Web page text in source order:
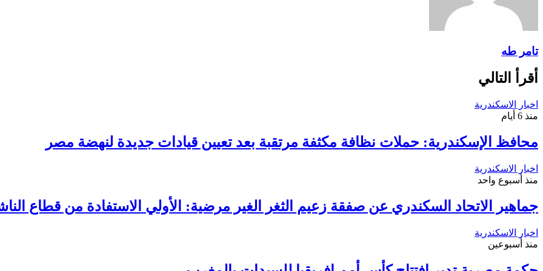
تامر طه
أقرأ التالي
اخبار الاسكندرية
منذ 6 أيام
محافظ الإسكندرية: حملات نظافة مكثفة مرتقبة بعد تعيين قيادات جديدة لنهضة مصر
اخبار الاسكندرية
منذ أسبوع واحد
جماهير الاتحاد السكندري عن صفقة زعيم الثغر الغير مرضية: الأولي الاستفادة من قطاع
اخبار الاسكندرية
منذ أسبوعين